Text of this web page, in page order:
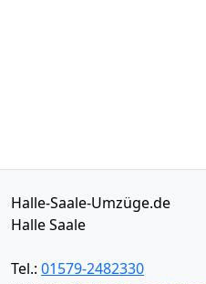
Halle-Saale-Umzüge.de
Halle Saale
Tel.: 01579-2482330